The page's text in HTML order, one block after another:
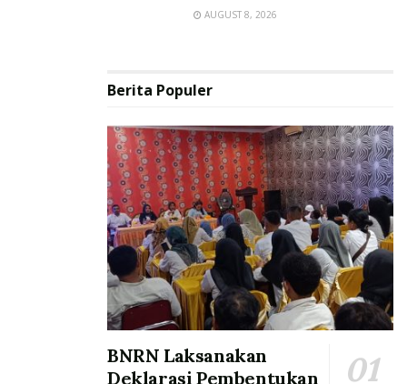
AUGUST 8, 2026
Berita Populer
BNRN Laksanakan
Deklarasi Pembentukan